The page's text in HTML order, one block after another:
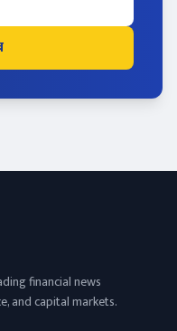
financial news
and capital markets.